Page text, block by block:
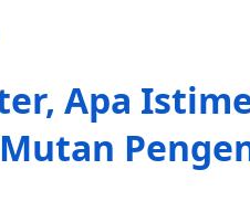
Apa
Mutan